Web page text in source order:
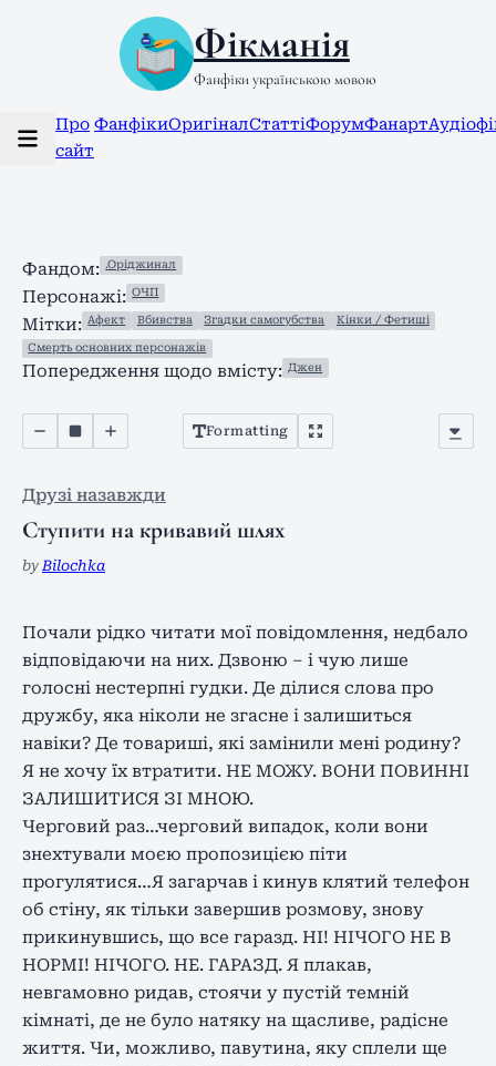
Фікманія
Фанфіки українською мовою
Про
сайт
ФанфікиОригіналСтаттіФорумФанарт
Фандом: .Оріджинал
Персонажі: ОЧП
Мітки: Афект Вбивства Згадки самогубства Кінки / Фетиші
Смерть основних персонажів
Попередження щодо вмісту: Джен
Formatting
Друзі назавжди
Ступити на кривавий шлях
by Bilochka
Почали рідко читати мої повідомлення, недбало
відповідаючи на них. Дзвоню – і чую лише
голосні нестерпні гудки. Де ділися слова про
дружбу, яка ніколи не згасне і залишиться
навіки? Де товариші, які замінили мені родину?
Я не хочу їх втратити. НЕ МОЖУ. ВОНИ ПОВИННІ
ЗАЛИШИТИСЯ ЗІ МНОЮ.
Черговий раз…черговий випадок, коли вони
знехтували моєю пропозицією піти
прогулятися…Я загарчав і кинув клятий телефон
об стіну, як тільки завершив розмову, знову
прикинувшись, що все гаразд. НІ! НІЧОГО НЕ В
НОРМІ! НІЧОГО. НЕ. ГАРАЗД. Я плакав,
невгамовно ридав, стоячи у пустій темній
кімнаті, де не було натяку на щасливе, радісне
життя. Чи, можливо, павутина, яку сплели ще